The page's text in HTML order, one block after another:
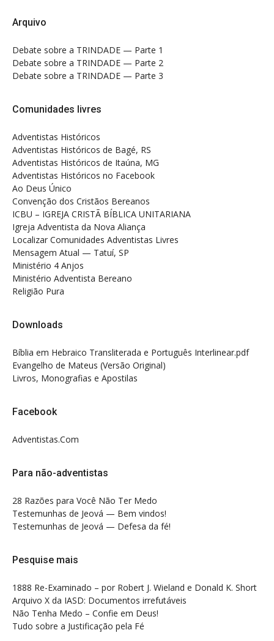
Arquivo
Debate sobre a TRINDADE — Parte 1
Debate sobre a TRINDADE — Parte 2
Debate sobre a TRINDADE — Parte 3
Comunidades livres
Adventistas Históricos
Adventistas Históricos de Bagé, RS
Adventistas Históricos de Itaúna, MG
Adventistas Históricos no Facebook
Ao Deus Único
Convenção dos Cristãos Bereanos
ICBU – IGREJA CRISTÃ BÍBLICA UNITARIANA
Igreja Adventista da Nova Aliança
Localizar Comunidades Adventistas Livres
Mensagem Atual — Tatuí, SP
Ministério 4 Anjos
Ministério Adventista Bereano
Religião Pura
Downloads
Bíblia em Hebraico Transliterada e Português Interlinear.pdf
Evangelho de Mateus (Versão Original)
Livros, Monografias e Apostilas
Facebook
Adventistas.Com
Para não-adventistas
28 Razões para Você Não Ter Medo
Testemunhas de Jeová — Bem vindos!
Testemunhas de Jeová — Defesa da fé!
Pesquise mais
1888 Re-Examinado – por Robert J. Wieland e Donald K. Short
Arquivo X da IASD: Documentos irrefutáveis
Não Tenha Medo – Confie em Deus!
Tudo sobre a Justificação pela Fé